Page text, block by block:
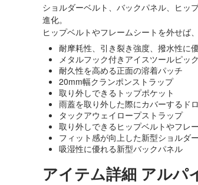
ショルダーベルト、バックパネル、ヒッ
進化。
ヒップベルトやフレームシートを外せば
耐摩耗性、引き裂き強度、撥水性に
メタルフック付きアイスツールピッ
耐久性を高める正面の溶着パッチ
20mm幅クランポンストラップ
取り外しできるトップポケット
雨蓋を取り外した際にカバーするド
タックアウェイロープストラップ
取り外しできるヒップベルトやフレ
フィット感が向上した新型ショルダ
吸湿性に優れる新型バックパネル
アイテム詳細 アルパ